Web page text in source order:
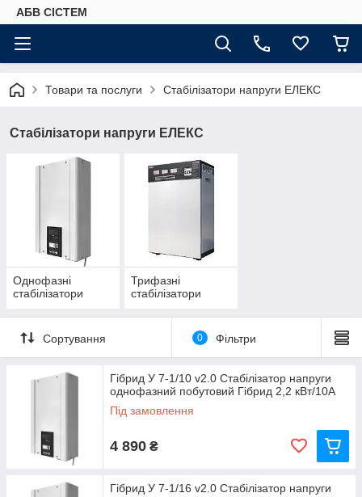
АБВ СІСТЕМ
Товари та послуги Стабілізатори напруги ЕЛЕКС
Стабілізатори напруги ЕЛЕКС
Однофазні
стабілізатори
Трифазні
стабілізатори
Сортування 0 Фільтри
Гібрид У 7-1/10 v2.0 Стабілізатор напруги
однофазний побутовий Гібрид 2,2 кВт/10А
Під замовлення
4 890 ₴
Гібрид У 7-1/16 v2.0 Стабілізатор напруги